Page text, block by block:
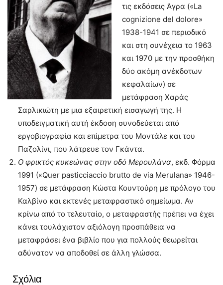
τις εκδόσεις Άγρα («La
cognizione del dolore»
1938-1941 σε περιοδικό
και στη συνέχεια το 1963
και 1970 με την προσθήκη
δύο ακόμη ανέκδοτων
κεφαλαίων) σε
μετάφραση Χαράς
Σαρλικιώτη με μια εξαιρετική εισαγωγή της. Η
υποδειγματική αυτή έκδοση συνοδεύεται από
εργοβιογραφία και επίμετρα του Μοντάλε και του
Παζολίνι, που λάτρευε τον Γκάντα.
Ο φρικτός κυκεώνας στην οδό Μερουλάνα, εκδ. Φόρμα
1991 («Quer pasticciaccio brutto de via Merulana» 1946-
1957) σε μετάφραση Κώστα Κουντούρη με πρόλογο του
Καλβίνο και εκτενές μεταφραστικό σημείωμα. Αν
κρίνω από το τελευταίο, ο μεταφραστής πρέπει να έχει
κάνει τουλάχιστον αξιόλογη προσπάθεια να
μεταφράσει ένα βιβλίο που για πολλούς θεωρείται
αδύνατον να αποδοθεί σε άλλη γλώσσα.
Σχόλια